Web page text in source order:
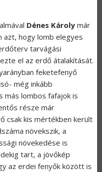
Dénes Károly már
azt, hogy lomb elegyes
tarvágási
el az erdő átalakítását.
feketefenyő
még inkább
más lombos fafajok is
része már
csak kis mértékben került
növekszik, a
növekedése is
tart, a jövőkép
az erdei fenyők között is